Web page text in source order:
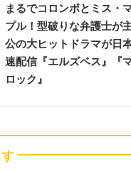
まるでコロンボとミス・
プル！型破りな弁護士が
公の大ヒットドラマが日
速配信『エルズベス』『
ロック』